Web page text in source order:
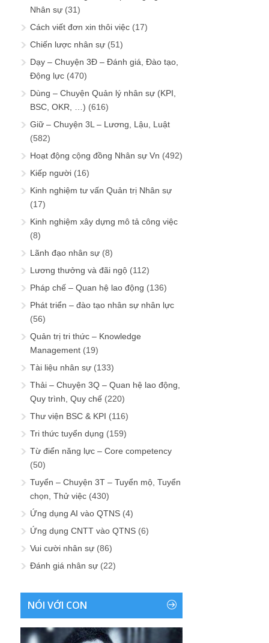
Nhân sự (31)
Cách viết đơn xin thôi việc (17)
Chiến lược nhân sự (51)
Dạy – Chuyện 3Đ – Đánh giá, Đào tạo,
Động lực (470)
Dùng – Chuyện Quản lý nhân sự (KPI,
BSC, OKR, …) (616)
Giữ – Chuyện 3L – Lương, Lậu, Luật
(582)
Hoạt động cộng đồng Nhân sự Vn (492)
Kiếp người (16)
Kinh nghiệm tư vấn Quản trị Nhân sự
(17)
Kinh nghiệm xây dựng mô tả công việc
(8)
Lãnh đạo nhân sự (8)
Lương thưởng và đãi ngộ (112)
Pháp chế – Quan hệ lao động (136)
Phát triển – đào tạo nhân sự nhân lực
(56)
Quản trị tri thức – Knowledge
Management (19)
Tài liệu nhân sự (133)
Thải – Chuyện 3Q – Quan hệ lao động,
Quy trình, Quy chế (220)
Thư viện BSC & KPI (116)
Tri thức tuyển dụng (159)
Từ điển năng lực – Core competency
(50)
Tuyển – Chuyện 3T – Tuyển mộ, Tuyển
chọn, Thử việc (430)
Ứng dụng AI vào QTNS (4)
Ứng dụng CNTT vào QTNS (6)
Vui cười nhân sự (86)
Đánh giá nhân sự (22)
NÓI VỚI CON